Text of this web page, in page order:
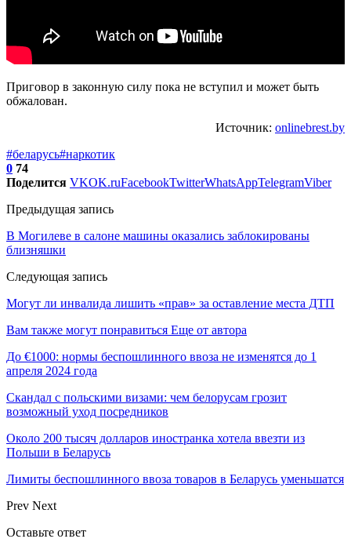
Приговор в законную силу пока не вступил и может быть
обжалован.
Источник: onlinebrest.by
#беларусь#наркотик
0 74
Поделится VKOK.ruFacebookTwitterWhatsAppTelegramViber
Предыдущая запись
В Могилеве в салоне машины оказались заблокированы
близняшки
Следующая запись
Могут ли инвалида лишить «прав» за оставление места ДТП
Вам также могут понравиться Еще от автора
До €1000: нормы беспошлинного ввоза не изменятся до 1
апреля 2024 года
Скандал с польскими визами: чем белорусам грозит
возможный уход посредников
Около 200 тысяч долларов иностранка хотела ввезти из
Польши в Беларусь
Лимиты беспошлинного ввоза товаров в Беларусь уменьшатся
Prev Next
Оставьте ответ